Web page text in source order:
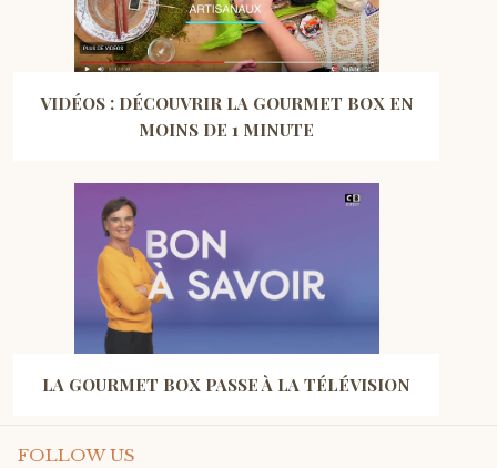
VIDÉOS : DÉCOUVRIR LA GOURMET BOX EN
MOINS DE 1 MINUTE
LA GOURMET BOX PASSE À LA TÉLÉVISION
FOLLOW US